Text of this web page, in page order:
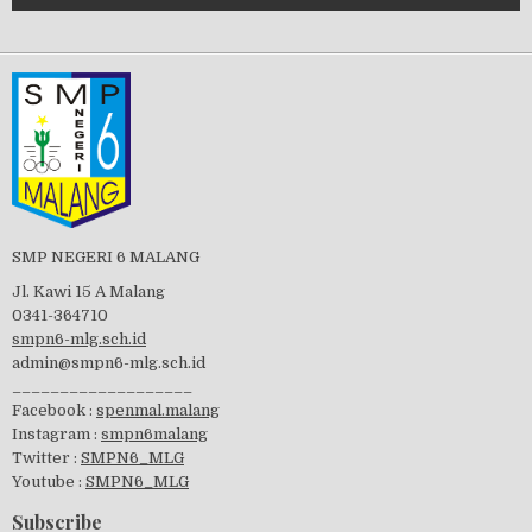
Tes Matrikulasi 2019
visitasi PPK 2019
GSF 2019
SMP NEGERI 6 MALANG
Jl. Kawi 15 A Malang
0341-364710
smpn6-mlg.sch.id
admin@smpn6-mlg.sch.id
Facebook : spenmal.malang
Instagram : smpn6malang
Twitter : SMPN6_MLG
Youtube : SMPN6_MLG
Subscribe